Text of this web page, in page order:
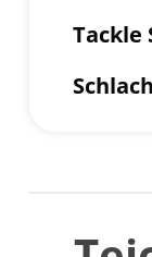
Tackle